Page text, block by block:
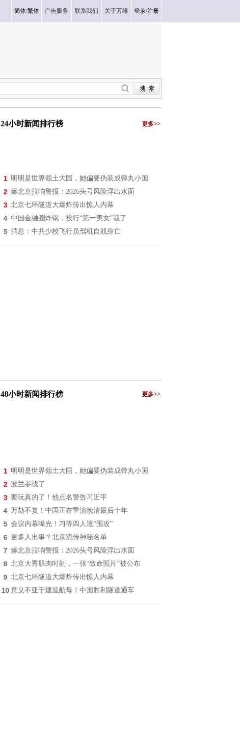
简体/繁体 广告服务 联系我们 关于万维 登录/注册
24小时新闻排行榜 更多>>
1 明明是世界领土大国，她偏要伪装成弹丸小国
2 爆北京拉响警报：2026头号风险浮出水面
3 北京七环隧道大爆炸传出惊人内幕
4 中国金融圈炸锅，投行“第一美女”栽了
5 消息：中共少校飞行员驾机自戕身亡
48小时新闻排行榜 更多>>
1 明明是世界领土大国，她偏要伪装成弹丸小国
2 波兰参战了
3 要玩真的了！他点名警告习近平
4 万劫不复！中国正在重演晚清最后十年
5 会议内幕曝光！习等四人遭“围攻”
6 更多人出事？北京流传神秘名单
7 爆北京拉响警报：2026头号风险浮出水面
8 北京大秀肌肉时刻，一张“致命照片”被公布
9 北京七环隧道大爆炸传出惊人内幕
10 意义不亚于建造航母！中国胜利隧道通车